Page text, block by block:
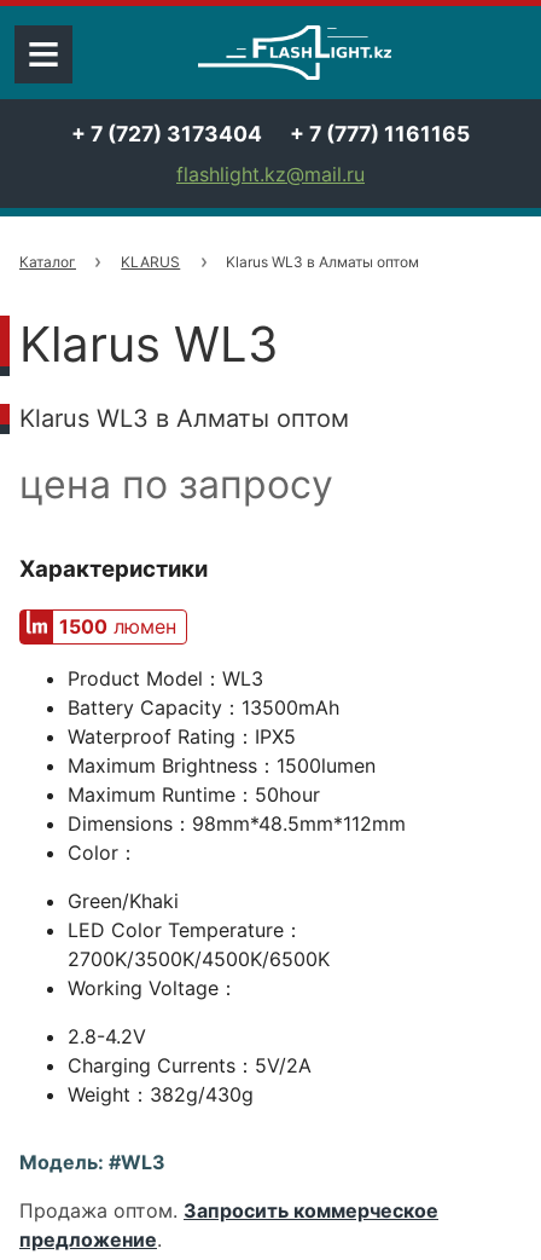
≡
+ 7 (727) 3173404 + 7 (777) 1161165
flashlight.kz@mail.ru
Каталог KLARUS Klarus WL3 в Алматы оптом
Klarus WL3
Klarus WL3 в Алматы оптом
цена по запросу
Характеристики
1500 люмен
Product Model：WL3
Battery Capacity：13500mAh
Waterproof Rating：IPX5
Maximum Brightness：1500lumen
Maximum Runtime：50hour
Dimensions：98mm*48.5mm*112mm
Color：
Green/Khaki
LED Color Temperature：
2700K/3500K/4500K/6500K
Working Voltage：
2.8-4.2V
Charging Currents：5V/2A
Weight：382g/430g
Модель: #WL3
Продажа оптом. Запросить коммерческое
предложение.